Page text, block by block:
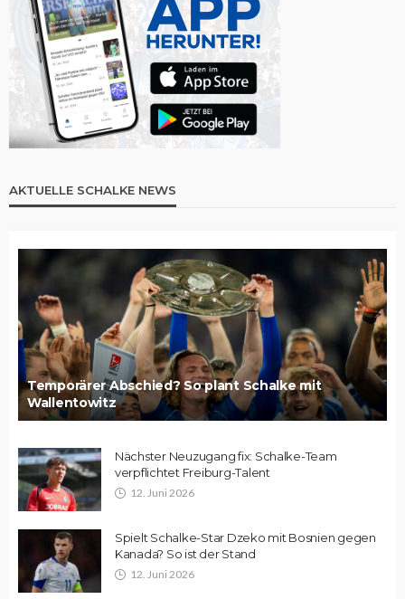
AKTUELLE SCHALKE NEWS
Temporärer Abschied? So plant Schalke mit
Wallentowitz
Nächster Neuzugang fix: Schalke-Team
verpflichtet Freiburg-Talent
12. Juni 2026
Spielt Schalke-Star Dzeko mit Bosnien gegen
Kanada? So ist der Stand
12. Juni 2026